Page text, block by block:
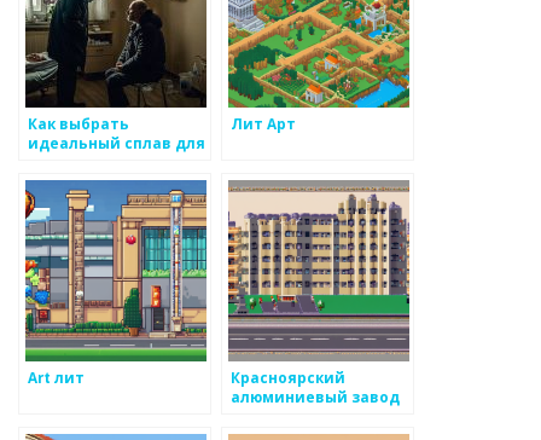
Как выбрать
идеальный сплав для
Лит Арт
Art лит
Красноярский
алюминиевый завод